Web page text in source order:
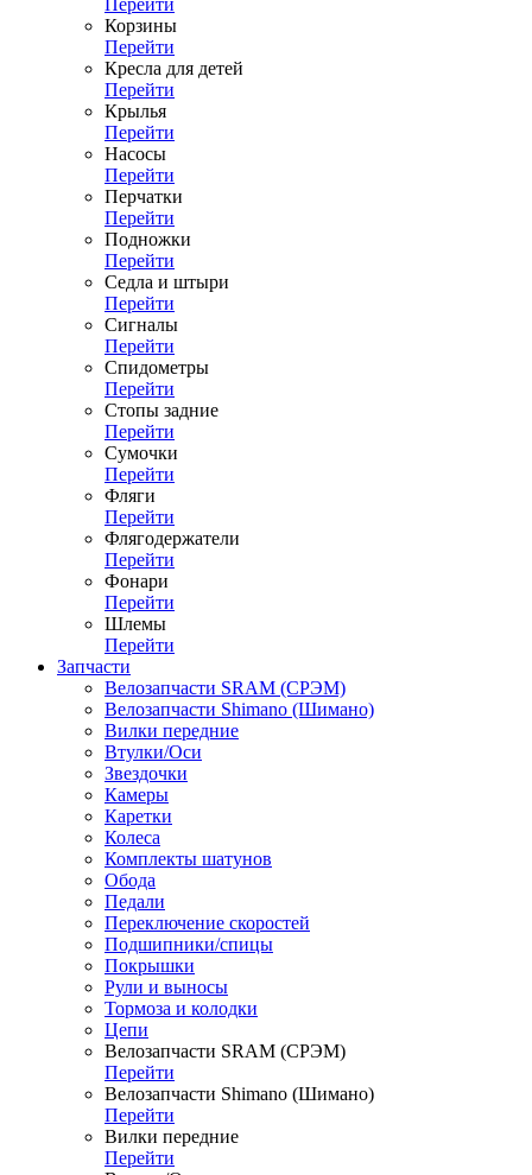
Перейти
Корзины
Перейти
Кресла для детей
Перейти
Крылья
Перейти
Насосы
Перейти
Перчатки
Перейти
Подножки
Перейти
Седла и штыри
Перейти
Сигналы
Перейти
Спидометры
Перейти
Стопы задние
Перейти
Сумочки
Перейти
Фляги
Перейти
Флягодержатели
Перейти
Фонари
Перейти
Шлемы
Перейти
Запчасти
Велозапчасти SRAM (СРЭМ)
Велозапчасти Shimano (Шимано)
Вилки передние
Втулки/Оси
Звездочки
Камеры
Каретки
Колеса
Комплекты шатунов
Обода
Педали
Переключение скоростей
Подшипники/спицы
Покрышки
Рули и выносы
Тормоза и колодки
Цепи
Велозапчасти SRAM (СРЭМ)
Перейти
Велозапчасти Shimano (Шимано)
Перейти
Вилки передние
Перейти